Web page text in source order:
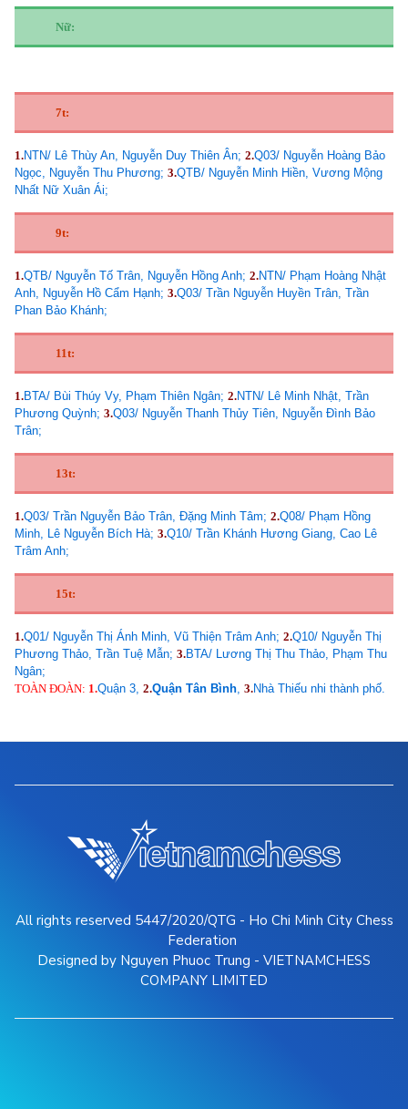
Nữ:
7t:
1.NTN/ Lê Thùy An, Nguyễn Duy Thiên Ân; 2.Q03/ Nguyễn Hoàng Bảo
Ngọc, Nguyễn Thu Phương; 3.QTB/ Nguyễn Minh Hiền, Vương Mộng
Nhất Nữ Xuân Ái;
9t:
1.QTB/ Nguyễn Tố Trân, Nguyễn Hồng Anh; 2.NTN/ Phạm Hoàng Nhật
Anh, Nguyễn Hồ Cẩm Hạnh; 3.Q03/ Trần Nguyễn Huyền Trân, Trần
Phan Bảo Khánh;
11t:
1.BTA/ Bùi Thúy Vy, Phạm Thiên Ngân; 2.NTN/ Lê Minh Nhật, Trần
Phương Quỳnh; 3.Q03/ Nguyễn Thanh Thủy Tiên, Nguyễn Đình Bảo
Trân;
13t:
1.Q03/ Trần Nguyễn Bảo Trân, Đặng Minh Tâm; 2.Q08/ Phạm Hồng
Minh, Lê Nguyễn Bích Hà; 3.Q10/ Trần Khánh Hương Giang, Cao Lê
Trâm Anh;
15t:
1.Q01/ Nguyễn Thị Ánh Minh, Vũ Thiện Trâm Anh; 2.Q10/ Nguyễn Thị
Phương Thảo, Trần Tuệ Mẫn; 3.BTA/ Lương Thị Thu Thảo, Phạm Thu
Ngân;
TOÀN ĐOÀN: 1.Quận 3, 2.Quận Tân Bình, 3.Nhà Thiếu nhi thành phố.
All rights reserved 5447/2020/QTG - Ho Chi Minh City Chess
Federation
Designed by Nguyen Phuoc Trung - VIETNAMCHESS
COMPANY LIMITED